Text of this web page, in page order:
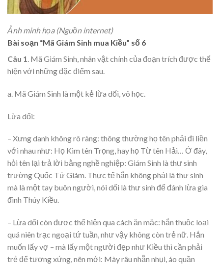
Ảnh minh họa (Nguồn internet)
Bài soạn “Mã Giám Sinh mua Kiều” số 6
Câu 1. Mã Giám Sinh, nhân vật chính của đoạn trích được thể
hiện với những đặc điểm sau.
a. Mã Giám Sinh là một kẻ lừa dối, vô học.
Lừa dối:
– Xưng danh không rõ ràng: thông thường họ tên phải đi liền
với nhau như: Họ Kim tên Trọng, hay họ Từ tên Hải… Ở đây,
hỏi tên lại trả lời bằng nghề nghiệp: Giám Sinh là thư sinh
trường Quốc Tử Giám. Thực tế hắn không phải là thư sinh
mà là một tay buôn người, nói dối là thư sinh để đánh lừa gia
đình Thúy Kiều.
– Lừa dối còn được thể hiện qua cách ăn mặc: hắn thuộc loại
quá niên trạc ngoại tứ tuần, như vậy không còn trẻ nữ. Hắn
muốn lấy vợ – mà lấy một người đẹp như Kiều thì cần phải
trẻ để tương xứng, nên mới: Mày râu nhẵn nhụi, áo quần